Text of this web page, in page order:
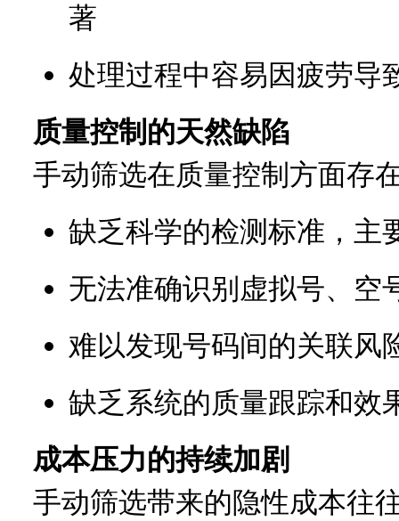
著
处理过程中容易因疲劳导
质量控制的天然缺陷
手动筛选在质量控制方面存
缺乏科学的检测标准，主
无法准确识别虚拟号、空
难以发现号码间的关联风
缺乏系统的质量跟踪和效
成本压力的持续加剧
手动筛选带来的隐性成本往